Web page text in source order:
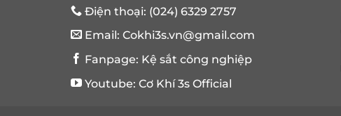
Điện thoại: (024) 6329 2757
Email: Cokhi3s.vn@gmail.com
Fanpage: Kệ sắt công nghiệp
Youtube: Cơ Khí 3s Official